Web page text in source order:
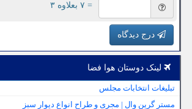
= ۷ بعلاوه ۳
درج دیدگاه
لینک دوستان هوا فضا
تبلیغات انتخابات مجلس
مستر گرین وال | مجری و طراح انواع دیوار سبز